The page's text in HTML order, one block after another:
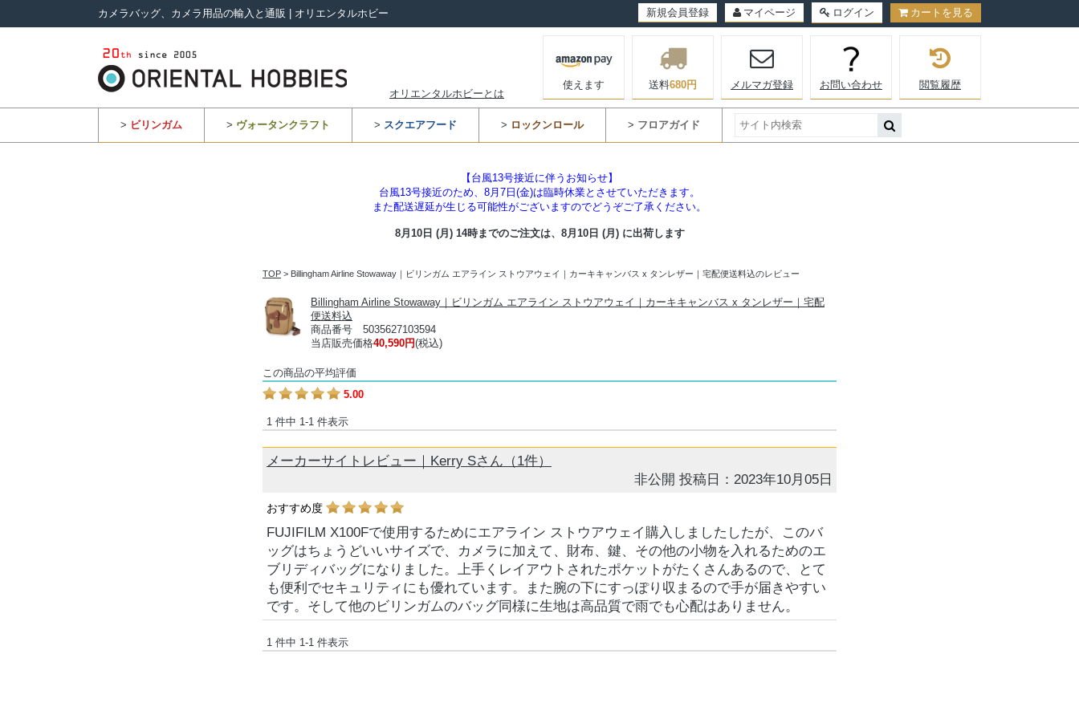
カメラバッグ、カメラ用品の輸入と通販 | オリエンタルホビー 新規会員登録 マイページ ログイン カートを見る
オリエンタルホビーとは
使えます 送料680円 メルマガ登録 お問い合わせ 閲覧履歴
> ビリンガム > ヴォータンクラフト > スクエアフード > ロックンロール > フロアガイド
【台風13号接近に伴うお知らせ】
台風13号接近のため、8月7日(金)は臨時休業とさせていただきます。
また配送遅延が生じる可能性がございますのでどうぞご了承ください。
8月10日 (月) 14時までのご注文は、 8月10日 (月) に出荷します
TOP > Billingham Airline Stowaway｜ビリンガム エアライン ストウアウェイ｜カーキキャンバス x タンレザー｜宅配便送料込のレビュー
Billingham Airline Stowaway｜ビリンガム エアライン ストウアウェイ｜カーキキャンバス x タンレザー｜宅配
便送料込
商品番号 5035627103594
当店販売価格40,590円(税込)
この商品の平均評価
5.00
1 件中 1-1 件表示
メーカーサイトレビュー｜Kerry Sさん（1件）
非公開 投稿日：2023年10月05日
おすすめ度
FUJIFILM X100Fで使用するためにエアライン ストウアウェイ購入しましたしたが、このバ
ッグはちょうどいいサイズで、カメラに加えて、財布、鍵、その他の小物を入れるためのエ
ブリディバッグになりました。上手くレイアウトされたポケットがたくさんあるので、とて
も便利でセキュリティにも優れています。また腕の下にすっぽり収まるので手が届きやすい
です。そして他のビリンガムのバッグ同様に生地は高品質で雨でも心配はありません。
1 件中 1-1 件表示